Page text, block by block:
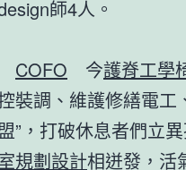
師4人。
COFO 今護脊工學
裝調、維護修繕電工
”，打破休息者們立
規劃設計相迸發，活